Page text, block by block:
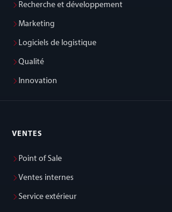
Recherche et développement
Marketing
Logiciels de logistique
Qualité
Innovation
VENTES
Point of Sale
Ventes internes
Service extérieur